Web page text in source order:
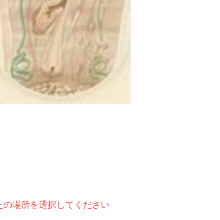
の場所を選択してください